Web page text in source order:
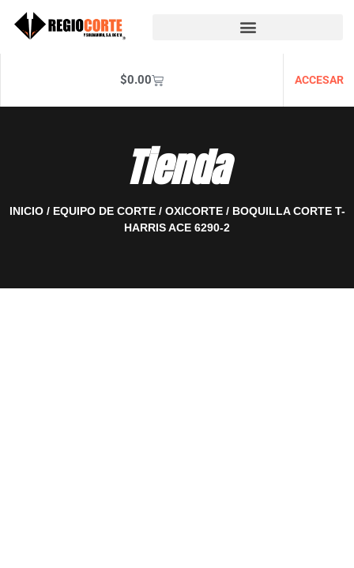
$0.00 ACCESAR
Tienda
INICIO/ EQUIPO DE CORTE/ OXICORTE/ BOQUILLA CORTE T-
HARRIS ACE 6290-2